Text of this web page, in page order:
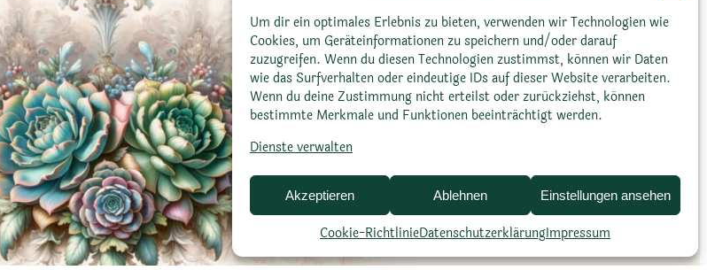
Um dir ein optimales Erlebnis zu bieten, verwenden wir Technologien wie
Cookies, um Geräteinformationen zu speichern und/oder darauf
zuzugreifen. Wenn du diesen Technologien zustimmst, können wir Daten
wie das Surfverhalten oder eindeutige IDs auf dieser Website verarbeiten.
Wenn du deine Zustimmung nicht erteilst oder zurückziehst, können
bestimmte Merkmale und Funktionen beeinträchtigt werden.
Dienste verwalten
Akzeptieren Ablehnen Einstellungen ansehen
Cookie-RichtlinieDatenschutz­erklärungImpressum